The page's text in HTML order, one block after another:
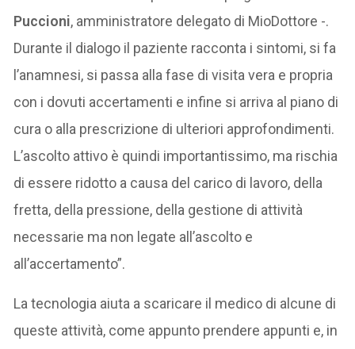
Puccioni, amministratore delegato di MioDottore -.
Durante il dialogo il paziente racconta i sintomi, si fa
l’anamnesi, si passa alla fase di visita vera e propria
con i dovuti accertamenti e infine si arriva al piano di
cura o alla prescrizione di ulteriori approfondimenti.
L’ascolto attivo è quindi importantissimo, ma rischia
di essere ridotto a causa del carico di lavoro, della
fretta, della pressione, della gestione di attività
necessarie ma non legate all’ascolto e
all’accertamento”.
La tecnologia aiuta a scaricare il medico di alcune di
queste attività, come appunto prendere appunti e, in